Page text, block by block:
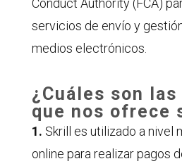
servicios de envío y
medios electrónicos.
¿Cuáles son
que nos ofrece
1. Skrill es utilizado a nivel
online para realizar pagos